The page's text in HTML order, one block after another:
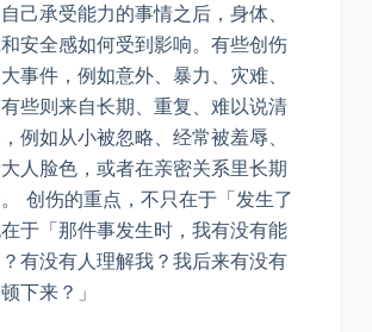
己承受能力的事情之后，身体、
安全感如何受到影响。有些创伤
事件，例如意外、暴力、灾难、
些则来自长期、重复、难以说清
例如从小被忽略、经常被羞辱、
人脸色，或者在亲密关系里长期
创伤的重点，不只在于「发生了
于「那件事发生时，我有没有能
有没有人理解我？我后来有没有
下来？」